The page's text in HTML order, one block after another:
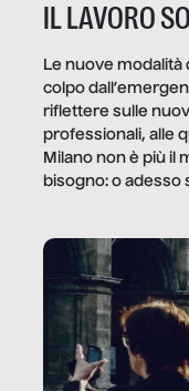
IL LAVORO
Le nuove modalità
colpo
riflettere sulle
professionali, alle
Milano non è più il
bisogno: o adesso